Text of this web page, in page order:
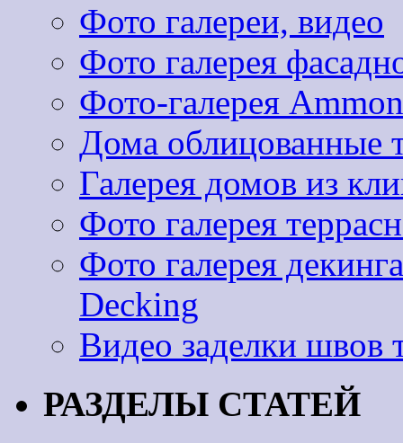
Фото галереи, видео
Фото галерея
Фото-галерея
Дома облицованные
Галерея домов из
Фото галерея
Фото галерея
Decking
Видео заделки швов
РАЗДЕЛЫ СТАТЕЙ